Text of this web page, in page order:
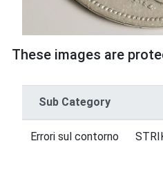
These images are
Sub Category
Errori sul contorno